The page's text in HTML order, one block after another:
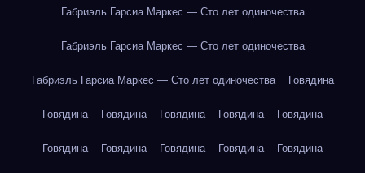
Габриэль Гарсиа Маркес — Сто лет одиночества
Габриэль Гарсиа Маркес — Сто лет одиночества
Габриэль Гарсиа Маркес — Сто лет одиночества Говядина
Говядина Говядина Говядина Говядина Говядина
Говядина Говядина Говядина Говядина Говядина